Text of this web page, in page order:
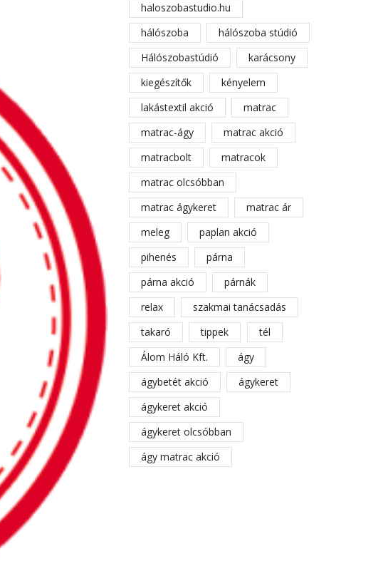
haloszobastudio.hu
hálószoba
hálószoba stúdió
Hálószobastúdió
karácsony
kiegészítők
kényelem
lakástextil akció
matrac
matrac-ágy
matrac akció
matracbolt
matracok
matrac olcsóbban
matrac ágykeret
matrac ár
meleg
paplan akció
pihenés
párna
párna akció
párnák
relax
szakmai tanácsadás
takaró
tippek
tél
Álom Háló Kft.
ágy
ágybetét akció
ágykeret
ágykeret akció
ágykeret olcsóbban
ágy matrac akció